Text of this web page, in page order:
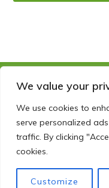
We value your
We use cookies to
serve personalized
traffic. By clicking
cookies.
Customize
Copyright © 2026 ·